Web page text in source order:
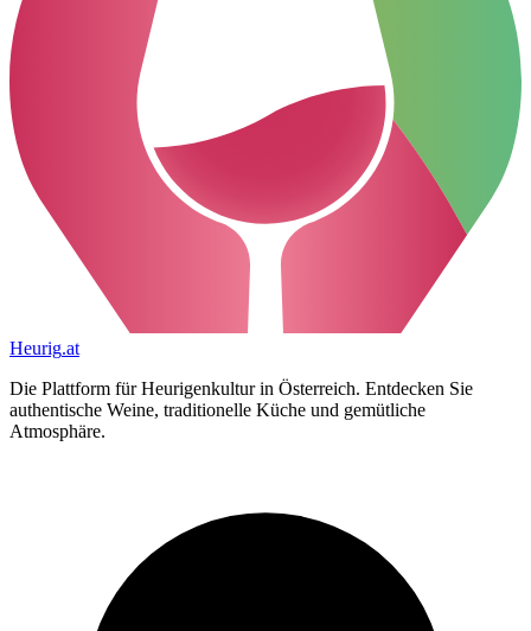
Heurig.at
Die Plattform für Heurigenkultur in Österreich. Entdecken Sie
authentische Weine, traditionelle Küche und gemütliche
Atmosphäre.